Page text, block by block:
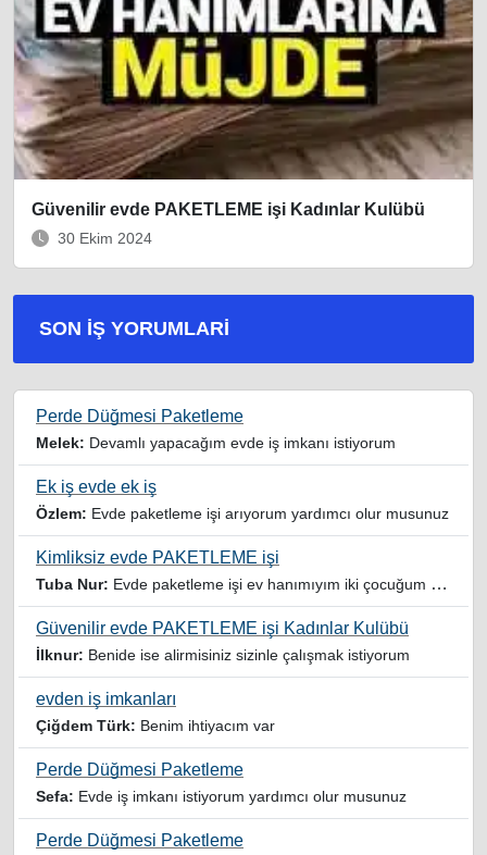
Güvenilir evde PAKETLEME işi Kadınlar Kulübü
30 Ekim 2024
SON İŞ YORUMLARI
Perde Düğmesi Paketleme
Melek: Devamlı yapacağım evde iş imkanı istiyorum
Ek iş evde ek iş
Özlem: Evde paketleme işi arıyorum yardımcı olur musunuz
Kimliksiz evde PAKETLEME işi
Tuba Nur: Evde paketleme işi ev hanımıyım iki çocuğum var yardımcı olursanız sevinirim
Güvenilir evde PAKETLEME işi Kadınlar Kulübü
İlknur: Benide ise alirmisiniz sizinle çalışmak istiyorum
evden iş imkanları
Çiğdem Türk: Benim ihtiyacım var
Perde Düğmesi Paketleme
Sefa: Evde iş imkanı istiyorum yardımcı olur musunuz
Perde Düğmesi Paketleme